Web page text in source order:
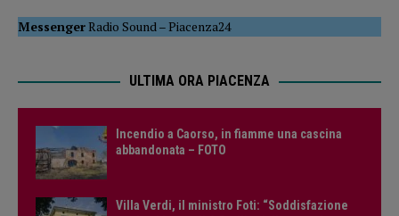
MessengerRadio Sound –Piacenza24
ULTIMA ORA PIACENZA
Incendio a Caorso, in fiamme una cascina
abbandonata – FOTO
Villa Verdi, il ministro Foti: “Soddisfazione